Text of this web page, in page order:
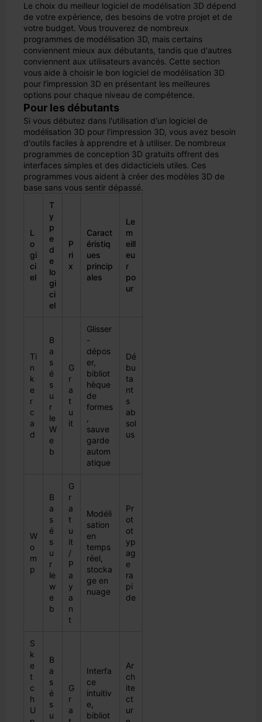
Le choix du meilleur logiciel de modélisation 3D dépend
de votre expérience, des besoins de votre projet et de
votre budget. Vous trouverez de nombreux
programmes de modélisation 3D, mais certains
conviennent mieux aux débutants, tandis que d'autres
conviennent aux utilisateurs avancés. Cette section
vous aide à choisir le bon logiciel de modélisation 3D
pour l'impression 3D en présentant les meilleures
options pour chaque niveau de compétence.
Pour les débutants
Si vous débutez dans l'utilisation d'un logiciel de
modélisation 3D pour l'impression 3D, vous avez besoin
d'outils faciles à apprendre et à utiliser. De nombreux
programmes de conception 3D gratuits offrent des
interfaces simples et des didacticiels utiles. Ces
programmes vous aident à créer des modèles 3D de
base sans vous sentir dépassé.
L
o
gi
ci
el
T
y
p
e
d
e
lo
gi
ci
el
P
ri
x
Caract
éristiq
ues
princip
ales
Le
m
eill
eu
r
po
ur
Ti
n
k
e
r
c
a
d
B
a
s
é
s
u
r
le
W
e
b
G
r
a
t
u
it
Glisser
-
dépos
er,
bibliot
hèque
de
formes
,
sauve
garde
autom
atique
Dé
bu
ta
nt
s
ab
sol
us
W
o
m
p
B
a
s
é
s
u
r
le
w
e
b
G
r
a
t
u
it
/
P
a
y
a
n
t
Modéli
sation
en
temps
réel,
stocka
ge en
nuage
Pr
ot
ot
yp
ag
e
ra
pi
de
S
k
e
t
c
h
U
B
a
s
é
s
u
G
r
a
Interfa
ce
intuitiv
e,
bibliot
Ar
ch
ite
ct
ur